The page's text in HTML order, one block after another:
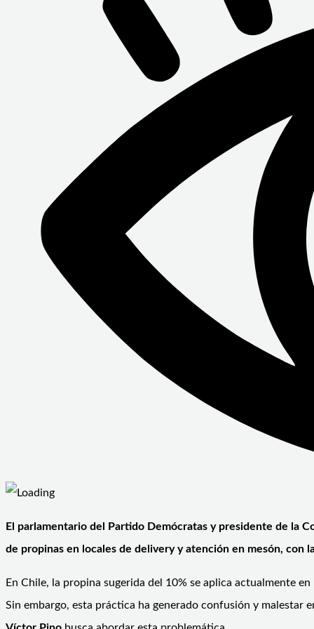
El parlamentario del Partido Demócratas y presidente de la
de propinas en locales de delivery y atención en mesón, con
En Chile, la propina sugerida del 10% se aplica actualmente
Sin embargo, esta práctica ha generado confusión y malestar